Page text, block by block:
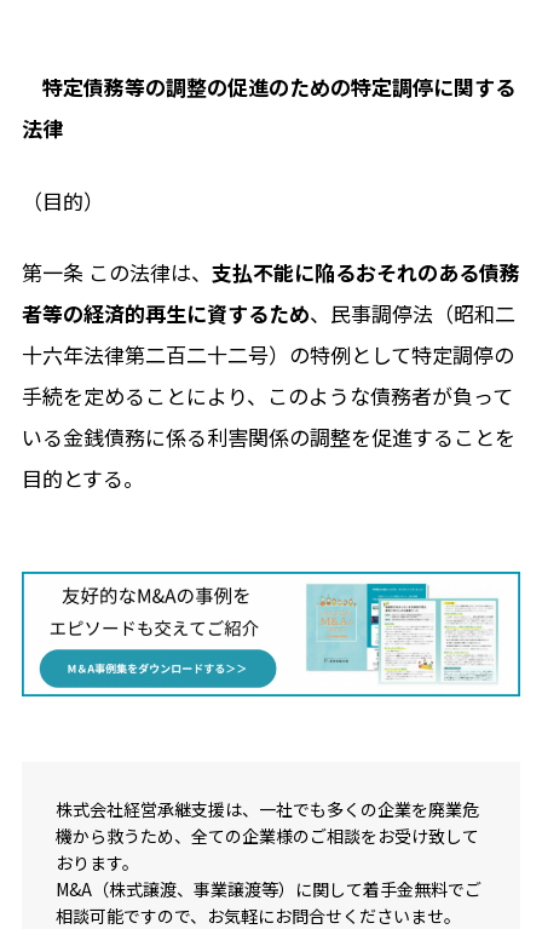
特定債務等の調整の促進のための特定調停に関する
法律
（目的）
第一条 この法律は、 支払不能に陥るおそれのある債務
者等の経済的再生に資するため、民事調停法（昭和二
十六年法律第二百二十二号）の特例として特定調停の
手続を定めることにより、このような債務者が負って
いる金銭債務に係る利害関係の調整を促進することを
目的とする。
株式会社経営承継支援は、一社でも多くの企業を廃業危
機から救うため、全ての企業様のご相談をお受け致して
おります。
M&A（株式譲渡、事業譲渡等）に関して着手金無料でご
相談可能ですので、お気軽にお問合せくださいませ。